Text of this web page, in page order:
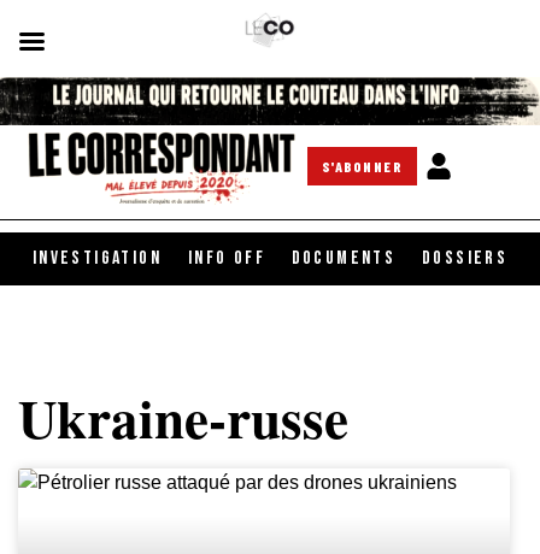
S'ABONNER
INVESTIGATION INFO OFF DOCUMENTS DOSSIERS
Ukraine-russe